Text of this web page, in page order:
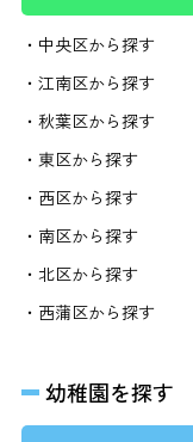
・中央区から探す
・江南区から探す
・秋葉区から探す
・東区から探す
・西区から探す
・南区から探す
・北区から探す
・西蒲区から探す
幼稚園を探す